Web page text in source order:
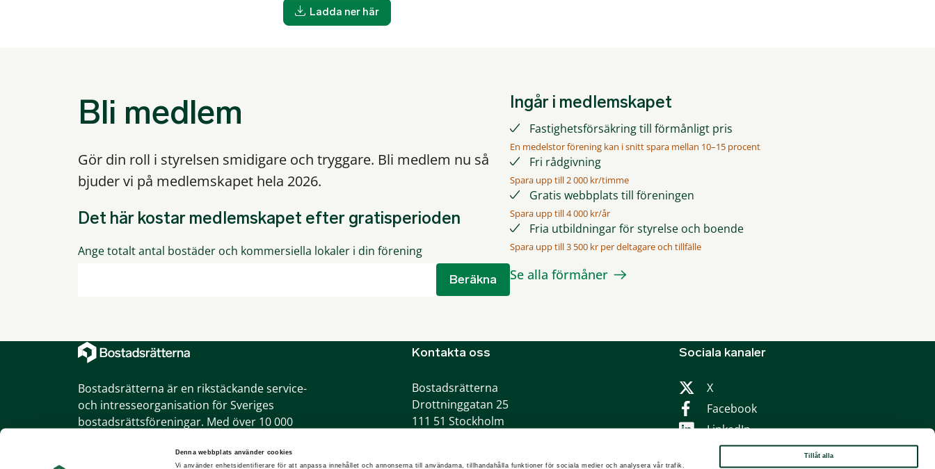
Denna webbplats använder cookies
Vi använder enhetsidentifierare för att anpassa innehållet och annonserna till användarna, tillhandahålla funktioner för sociala medier och analysera vår trafik.
Tillåt alla
Ladda ner här
Bli medlem
Gör din roll i styrelsen smidigare och tryggare. Bli medlem nu så
bjuder vi på medlemskapet hela 2026.
Det här kostar medlemskapet efter gratisperioden
Ange totalt antal bostäder och kommersiella lokaler i din förening
Beräkna
Ingår i medlemskapet
Fastighetsförsäkring till förmånligt pris
En medelstor förening kan i snitt spara mellan 10–15 procent
Fri rådgivning
Spara upp till 2 000 kr/timme
Gratis webbplats till föreningen
Spara upp till 4 000 kr/år
Fria utbildningar för styrelse och boende
Spara upp till 3 500 kr per deltagare och tillfälle
Se alla förmåner
Bostadsrätterna är en rikstäckande service-
och intresseorganisation för Sveriges
bostadsrättsföreningar. Med över 10 000
största bostadsrättsorganisationen.
Kontakta oss
Bostadsrätterna
Drottninggatan 25
111 51 Stockholm
Sociala kanaler
X
Facebook
LinkedIn
Instagram